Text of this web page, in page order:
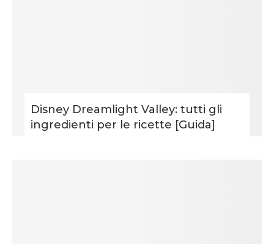
Disney Dreamlight Valley: tutti gli
ingredienti per le ricette [Guida]